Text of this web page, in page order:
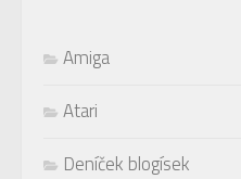
Amiga
Atari
Deníček blogísek